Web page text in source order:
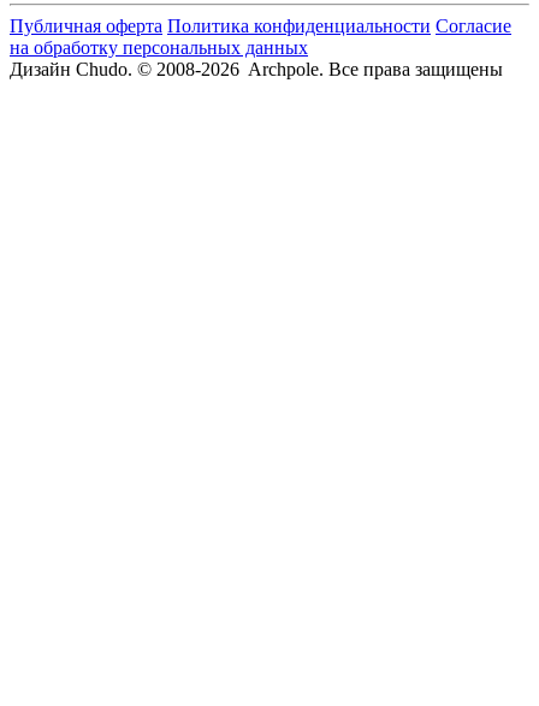
Публичная оферта Политика конфиденциальности Согласие
на обработку персональных данных
Дизайн Chudo. © 2008-2026 Archpole. Все права защищены